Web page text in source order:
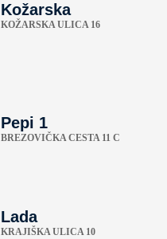
Kožarska
KOŽARSKA ULICA 16
Pepi 1
BREZOVIČKA CESTA 11 C
Lada
KRAJIŠKA ULICA 10